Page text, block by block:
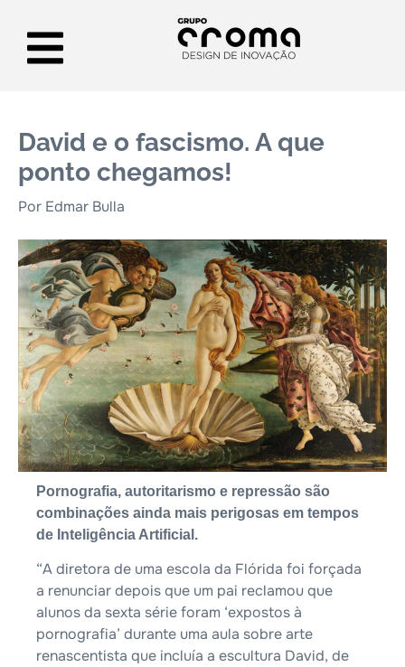
David e o fascismo. A que
ponto chegamos!
Por Edmar Bulla
Pornografia, autoritarismo e repressão são
combinações ainda mais perigosas em tempos
de Inteligência Artificial.
“A diretora de uma escola da Flórida foi forçada
a renunciar depois que um pai reclamou que
alunos da sexta série foram ‘expostos à
pornografia’ durante uma aula sobre arte
renascentista que incluía a escultura David, de